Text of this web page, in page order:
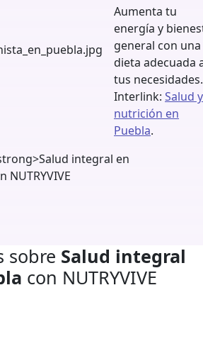
Aumenta tu
energía y
general con una
dieta adecuada
tus necesidades.
Interlink: Salud y
nutrición en
Puebla.
sobre Salud integral
con NUTRYVIVE